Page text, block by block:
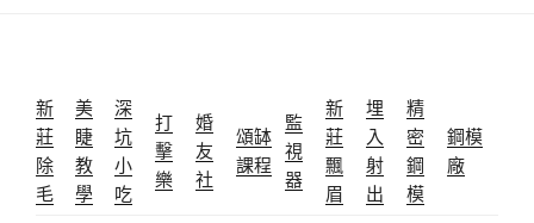
新
莊
除
毛
美
睫
教
學
深
坑
小
吃
打
擊
樂
婚
友
社
頌缽
課程
監
視
器
新
莊
飄
眉
埋
入
射
出
精
密
鋼
模
鋼模
廠